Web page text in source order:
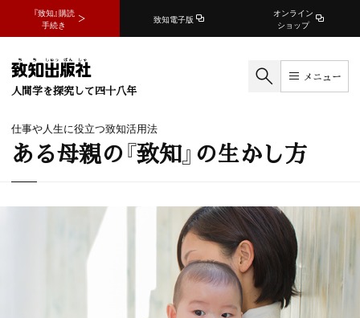
『致知』購読
手続き
致知電子版
オンライン
ショップ
人間学を探究して四十八年
メニュー
仕事や人生に役立つ致知活用法
ある母親の『致知』の生かし方